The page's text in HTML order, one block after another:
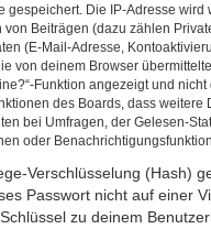
gespeichert. Die IP-Adresse
Beiträgen (dazu zählen
(E-Mail-Adresse,
von deinem Browser
Funktion angezeigt und
des Boards, dass weitere
bei Umfragen, der Gelesen-
oder
Verschlüsselung (Hash)
Passwort nicht auf einer
zu deinem